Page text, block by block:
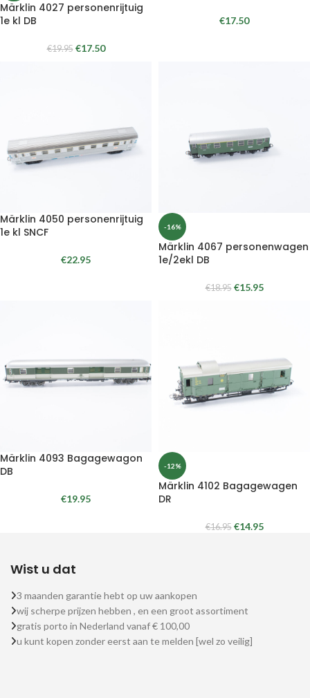
Märklin 4027 personenrijtuig
1e kl DB
€19.95 €17.50
€17.50
Märklin 4050 personenrijtuig
1e kl SNCF
€22.95
-16%
Märklin 4067 personenwagen
1e/2ekl DB
€18.95 €15.95
Märklin 4093 Bagagewagon
DB
€19.95
-12%
Märklin 4102 Bagagewagen
DR
€16.95 €14.95
Wist u dat
3 maanden garantie hebt op uw aankopen
wij scherpe prijzen hebben , en een groot assortiment
gratis porto in Nederland vanaf € 100,00
u kunt kopen zonder eerst aan te melden [wel zo veilig]